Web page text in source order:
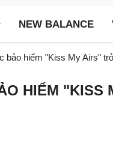
NEW BALANCE
bảo hiểm "Kiss My Airs"
HIỂM "KISS